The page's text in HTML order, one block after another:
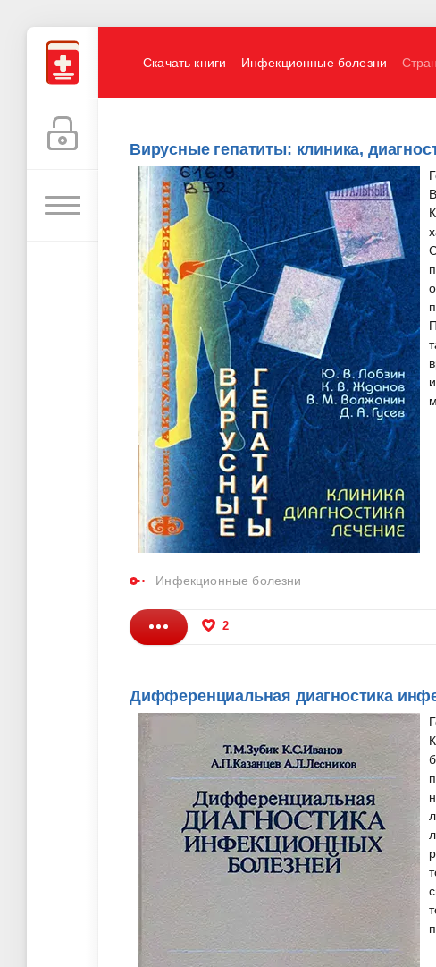
Скачать книги – Инфекционные болезни –
Вирусные гепатиты: клиника,
Инфекционные болезни
2
Дифференциальная диагностика